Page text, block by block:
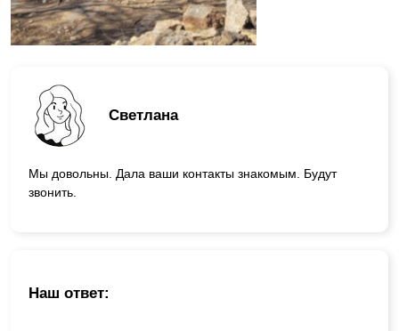
Светлана
Мы довольны. Дала ваши контакты знакомым. Будут
звонить.
Наш ответ: